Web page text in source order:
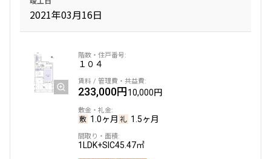
2021年03月16日
１０４
233,000円10,000円
1.0ヶ月 1.5ヶ月
1LDK+SIC45.47㎡